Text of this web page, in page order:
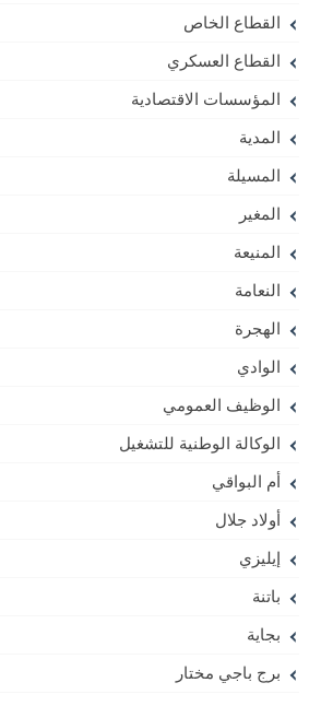
القطاع الخاص
القطاع العسكري
المؤسسات الاقتصادية
المدية
المسيلة
المغير
المنيعة
النعامة
الهجرة
الوادي
الوظيف العمومي
الوكالة الوطنية للتشغيل
أم البواقي
أولاد جلال
إيليزي
باتنة
بجاية
برج باجي مختار